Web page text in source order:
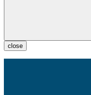
close